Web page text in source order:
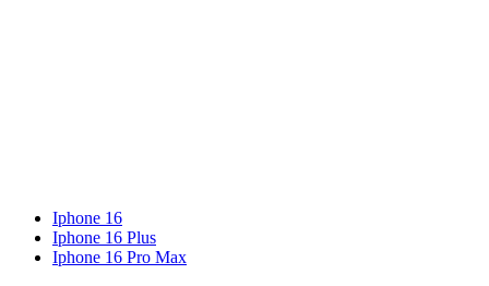
Iphone 16
Iphone 16 Plus
Iphone 16 Pro Max